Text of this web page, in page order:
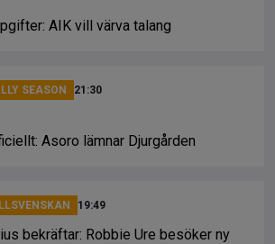
AIK vill värva talang
SEASON 21:30
Asoro lämnar Djurgården
19:49
bekräftar: Robbie Ure besöker ny